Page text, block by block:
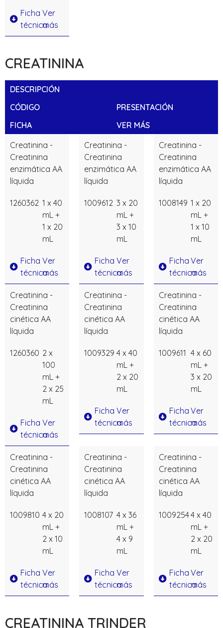
Ficha
técnica
Ver
más
CREATININA
DESCRIPCIÓN
CÓDIGO
PRESENTACIÓN
FICHA
VER MÁS
Creatinina -
Creatinina
enzimática AA
líquida
1260362 1 x 40
mL +
1 x 20
mL
Ficha
técnica
Ver
más
Creatinina -
Creatinina
enzimática AA
líquida
1009612 3 x 20
mL +
3 x 10
mL
Ficha
técnica
Ver
más
Creatinina -
Creatinina
enzimática AA
líquida
1008149 1 x 20
mL +
1 x 10
mL
Ficha
técnica
Ver
más
Creatinina -
Creatinina
cinética AA
líquida
1260360 2 x
100
mL +
2 x 25
mL
Ficha
técnica
Ver
más
Creatinina -
Creatinina
cinética AA
líquida
1009329 4 x 40
mL +
2 x 20
mL
Ficha
técnica
Ver
más
Creatinina -
Creatinina
cinética AA
líquida
1009611 4 x 60
mL +
3 x 20
mL
Ficha
técnica
Ver
más
Creatinina -
Creatinina
cinética AA
líquida
1009810 4 x 20
mL +
2 x 10
mL
Ficha
técnica
Ver
más
Creatinina -
Creatinina
cinética AA
líquida
1008107 4 x 36
mL +
4 x 9
mL
Ficha
técnica
Ver
más
Creatinina -
Creatinina
cinética AA
líquida
10092544 x 40
mL +
2 x 20
mL
Ficha
técnica
Ver
más
CREATININA TRINDER